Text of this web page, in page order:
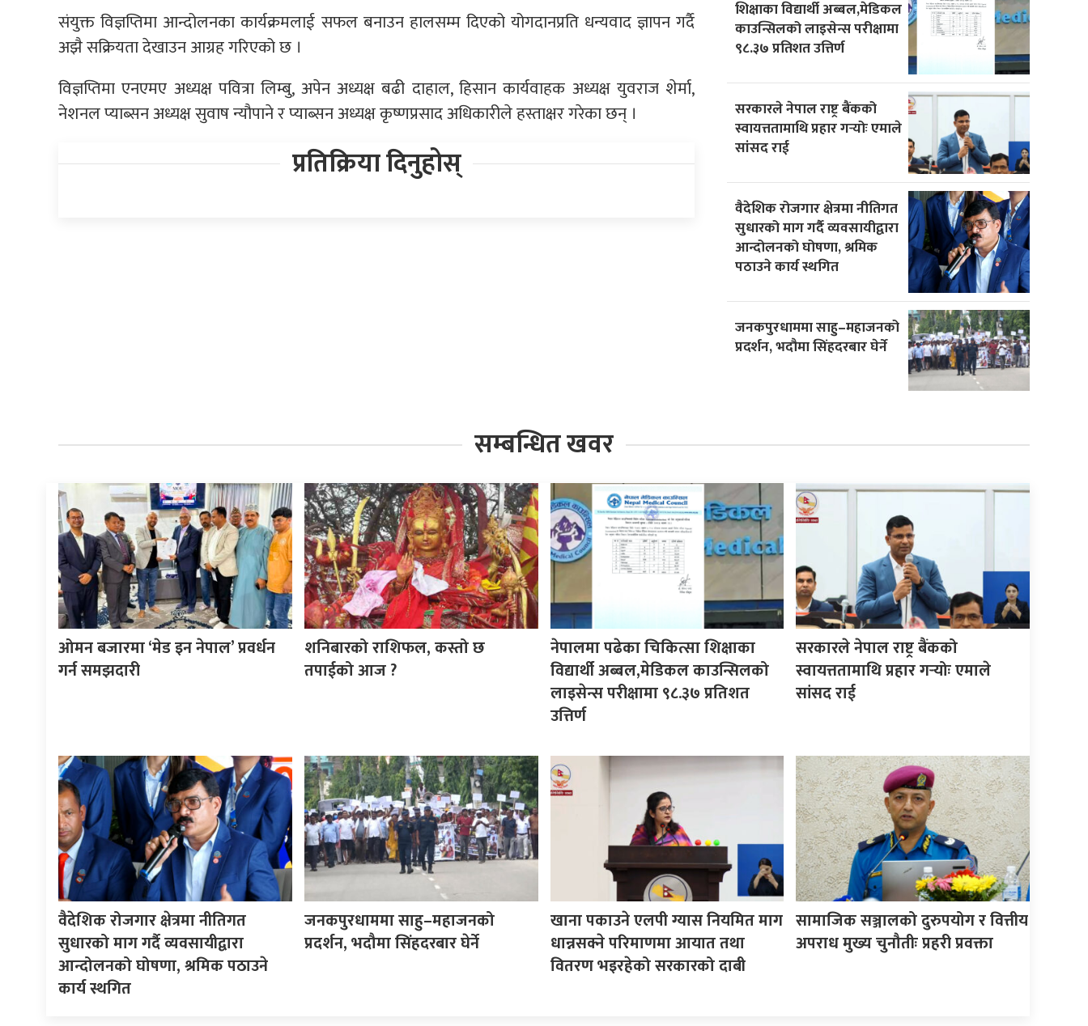
संयुक्त विज्ञप्तिमा आन्दोलनका कार्यक्रमलाई सफल बनाउन हालसम्म दिएको योगदानप्रति धन्यवाद ज्ञापन गर्दै
अझै सक्रियता देखाउन आग्रह गरिएको छ ।
विज्ञप्तिमा एनएमए अध्यक्ष पवित्रा लिम्बु, अपेन अध्यक्ष बढी दाहाल, हिसान कार्यवाहक अध्यक्ष युवराज शेर्मा,
नेशनल प्याब्सन अध्यक्ष सुवाष न्यौपाने र प्याब्सन अध्यक्ष कृष्णप्रसाद अधिकारीले हस्ताक्षर गरेका छन् ।
प्रतिक्रिया दिनुहोस्
शिक्षाका विद्यार्थी अब्बल,मेडिकल
काउन्सिलको लाइसेन्स परीक्षामा
९८.३७ प्रतिशत उत्तिर्ण
सरकारले नेपाल राष्ट्र बैंकको
स्वायत्ततामाथि प्रहार गर्‍योः एमाले
सांसद राई
वैदेशिक रोजगार क्षेत्रमा नीतिगत
सुधारको माग गर्दै व्यवसायीद्वारा
आन्दोलनको घोषणा, श्रमिक
पठाउने कार्य स्थगित
जनकपुरधाममा साहु–महाजनको
प्रदर्शन, भदौमा सिंहदरबार घेर्ने
सम्बन्धित खवर
ओमन बजारमा ‘मेड इन नेपाल’ प्रवर्धन
गर्न समझदारी
शनिबारको राशिफल, कस्तो छ
तपाईको आज ?
नेपालमा पढेका चिकित्सा शिक्षाका
विद्यार्थी अब्बल,मेडिकल काउन्सिलको
लाइसेन्स परीक्षामा ९८.३७ प्रतिशत
उत्तिर्ण
सरकारले नेपाल राष्ट्र बैंकको
स्वायत्ततामाथि प्रहार गर्‍योः एमाले
सांसद राई
वैदेशिक रोजगार क्षेत्रमा नीतिगत
सुधारको माग गर्दै व्यवसायीद्वारा
आन्दोलनको घोषणा, श्रमिक पठाउने
कार्य स्थगित
जनकपुरधाममा साहु–महाजनको
प्रदर्शन, भदौमा सिंहदरबार घेर्ने
खाना पकाउने एलपी ग्यास नियमित माग
धान्नसक्ने परिमाणमा आयात तथा
वितरण भइरहेको सरकारको दाबी
सामाजिक सञ्जालको दुरुपयोग र वित्तीय
अपराध मुख्य चुनौतीः प्रहरी प्रवक्ता